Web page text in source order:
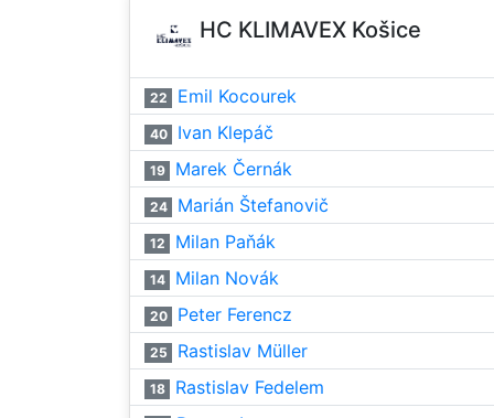
HC KLIMAVEX Košice
22 Emil Kocourek
40 Ivan Klepáč
19 Marek Černák
24 Marián Štefanovič
12 Milan Paňák
14 Milan Novák
20 Peter Ferencz
25 Rastislav Müller
18 Rastislav Fedelem